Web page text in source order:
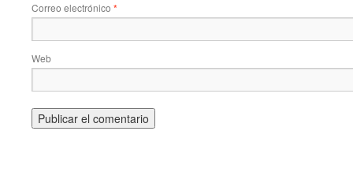
Correo electrónico *
Web